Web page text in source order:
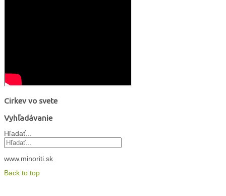
Cirkev vo svete
Vyhľadávanie
Hľadať...
www.minoriti.sk
Back to top